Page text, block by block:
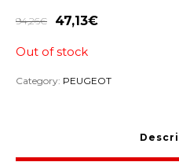
94,26€ 47,13€
Out of stock
Category: PEUGEOT